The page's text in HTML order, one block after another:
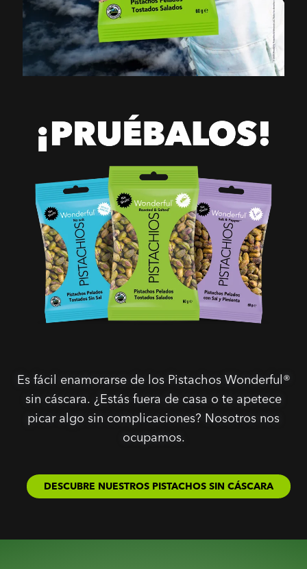
Es fácil enamorarse de los Pistachos Wonderful®
sin cáscara. ¿Estás fuera de casa o te apetece
picar algo sin complicaciones? Nosotros nos
ocupamos.
DESCUBRE NUESTROS PISTACHOS SIN CÁSCARA